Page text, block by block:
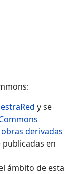
y se
derivadas
en
ámbito de esta